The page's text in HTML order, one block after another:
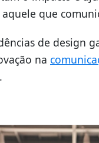
que
de design
na